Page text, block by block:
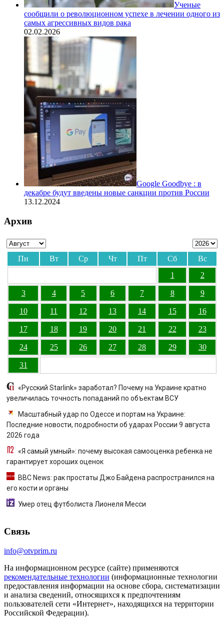
Ученые
сообщили о революционном успехе в лечении одного из
самых агрессивных видов рака
02.02.2026
Google Goodbye : в
декабре будут введены новые санкции против России
13.12.2024
Архив
Пн Вт Ср Чт Пт Сб
Вс
1
2
3 4 5 6 7 8 9
10 11 12 13 14 15 16
17 18 19 20 21 22 23
24 25 26 27 28 29 30
31
«Русский Starlink» заработал? Почему на Украине кратно
увеличилась точность попаданий по объектам ВСУ
Масштабный удар по Одессе и портам на Украине:
Последние новости, подробности об ударах России 9 августа
2026 года
«Я самый умный»: почему высокая самооценка ребенка не
гарантирует хороших оценок
BBC News: рак простаты Джо Байдена распространился на
его кости и органы
Умер отец футболиста Лионеля Месси
Связь
info@otvprim.ru
На информационном ресурсе (сайте) применяются
рекомендательные технологии (информационные технологии
предоставления информации на основе сбора, систематизации
и анализа сведений, относящихся к предпочтениям
пользователей сети «Интернет», находящихся на территории
Российской Федерации).